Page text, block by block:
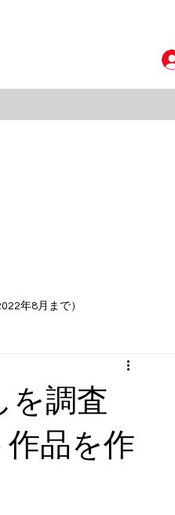
年8月まで）
ンテンツ：プログラミング etc
遊び
を調査
品を作